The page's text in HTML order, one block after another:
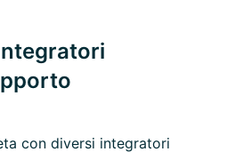
con diversi integratori